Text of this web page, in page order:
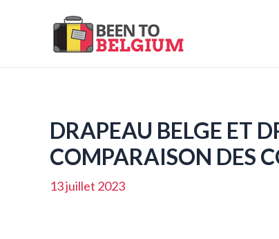
DRAPEAU BELGE ET
COMPARAISON DES
13 juillet 2023